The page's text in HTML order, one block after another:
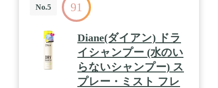
No.5 91
Diane(ダイアン) ドラ
イシャンプー (水のい
らないシャンプー) ス
プレー・ミスト フレ